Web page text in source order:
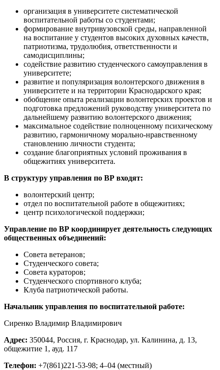
организация в университете систематической
воспитательной работы со студентами;
формирование внутривузовской среды, направленной
на воспитание у студентов высоких духовных качеств,
патриотизма, трудолюбия, ответственности и
самодисциплины;
содействие развитию студенческого самоуправления в
университете;
развитие и популяризация волонтерского движения в
университете и на территории Краснодарского края;
обобщение опыта реализации волонтерских проектов и
подготовка предложений руководству университета по
дальнейшему развитию волонтерского движения;
максимальное содействие полноценному психическому
развитию, гармоничному морально-нравственному
становлению личности студента;
создание благоприятных условий проживания в
общежитиях университета.
В структуру управления по ВР входят:
волонтерский центр;
отдел по воспитательной работе в общежитиях;
центр психологической поддержки;
Управление по ВР координирует деятельность следующих
общественных объединений:
Совета ветеранов;
Студенческого совета;
Совета кураторов;
Студенческого спортивного клуба;
Клуба патриотической работы.
Начальник управления по воспитательной работе:
Сиренко Владимир Владимирович
Адрес: 350044, Россия, г. Краснодар, ул. Калинина, д. 13,
общежитие 1, ауд. 117
Телефон: +7(861)221-53-98; 4–04 (местный)